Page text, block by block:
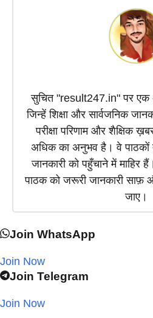
सुचित "result247.in" पर एक
जिन्हें शिक्षा और सार्वजनिक
परीक्षा परिणाम और शैक्षिक
अधिक का अनुभव है। वे
जानकारी को पहुँचाने में माहिर
पाठक को जरूरी जानकारी
जाए।
Join WhatsApp
Join Now
Join Telegram
Join Now